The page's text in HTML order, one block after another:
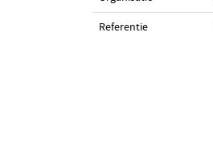
Referentie